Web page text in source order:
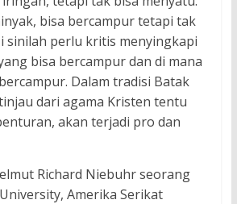
bisa bercampur tetapi tak
sinilah perlu kritis menyingkapi
bisa bercampur dan di mana
Dalam tradisi Batak
dari agama Kristen tentu
akan terjadi pro dan
Richard Niebuhr seorang
Amerika Serikat